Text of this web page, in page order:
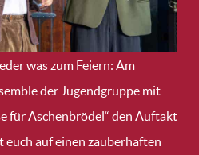
was zum Feiern: Am
der Jugendgruppe mit
für Aschenbrödel“ den Auftakt
auf einen zauberhaften